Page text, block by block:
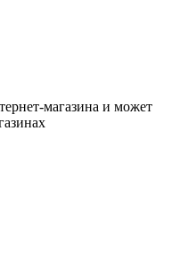
магазина и может